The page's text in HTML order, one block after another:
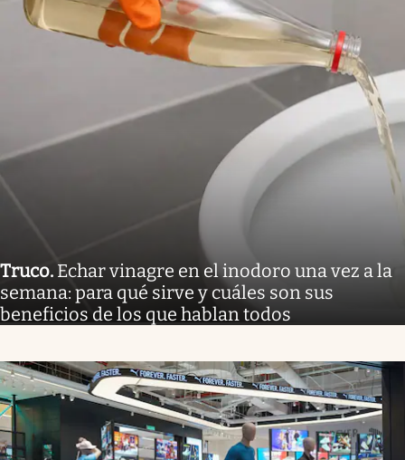
Truco. Echar vinagre en el inodoro una vez a la
semana: para qué sirve y cuáles son sus
beneficios de los que hablan todos